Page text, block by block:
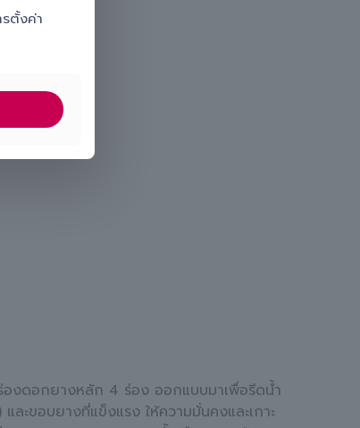
องดอกยางหลัก 4 ร่อง ออกแบบมาเพื่อรีดน้ำ
ะขอบยางที่แข็งแรง ให้ความมั่นคงและเกาะ
ตั้งค่า